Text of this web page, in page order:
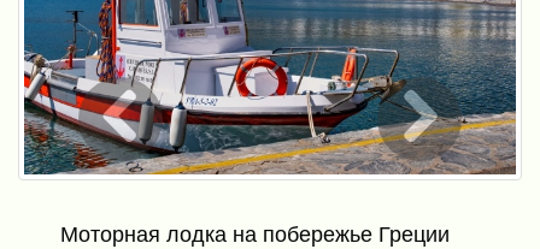
Моторная лодка на побережье Греции